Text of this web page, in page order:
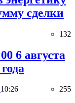
сделки
132
6 августа
10:26 255